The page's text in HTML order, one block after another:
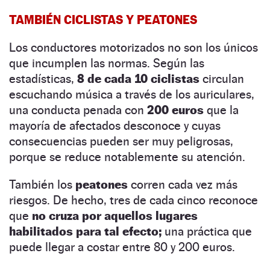
TAMBIÉN CICLISTAS Y PEATONES
Los conductores motorizados no son los únicos
que incumplen las normas. Según las
estadísticas, 8 de cada 10 ciclistas circulan
escuchando música a través de los auriculares,
una conducta penada con 200 euros que la
mayoría de afectados desconoce y cuyas
consecuencias pueden ser muy peligrosas,
porque se reduce notablemente su atención.
También los peatones corren cada vez más
riesgos. De hecho, tres de cada cinco reconoce
que no cruza por aquellos lugares
habilitados para tal efecto; una práctica que
puede llegar a costar entre 80 y 200 euros.